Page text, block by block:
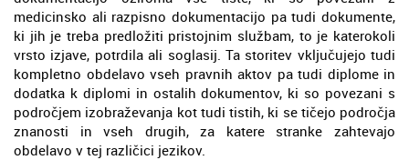
medicinsko ali razpisno dokumentacijo pa tudi dokumente,
ki jih je treba predložiti pristojnim službam, to je katerokoli
vrsto izjave, potrdila ali soglasij. Ta storitev vključujejo tudi
kompletno obdelavo vseh pravnih aktov pa tudi diplome in
dodatka k diplomi in ostalih dokumentov, ki so povezani s
področjem izobraževanja kot tudi tistih, ki se tičejo področja
znanosti in vseh drugih, za katere stranke zahtevajo
obdelavo v tej različici jezikov.